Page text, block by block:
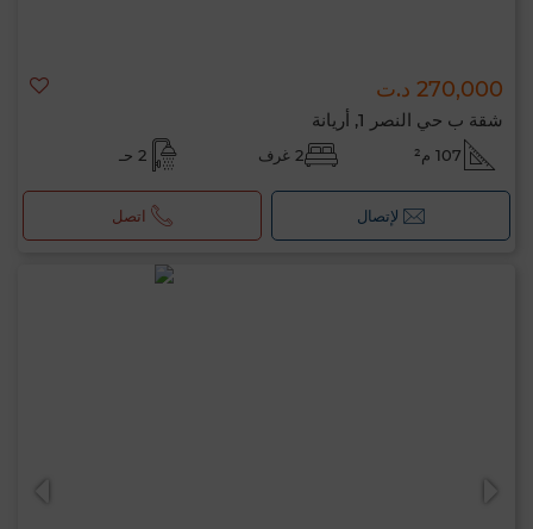
270,000 د.ت
شقة ب حي النصر 1, أريانة
107 م² 2 غرف 2 حـ
لإتصال اتصل